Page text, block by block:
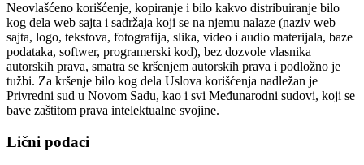
Neovlašćeno korišćenje, kopiranje i bilo kakvo distribuiranje bilo
kog dela web sajta i sadržaja koji se na njemu nalaze (naziv web
sajta, logo, tekstova, fotografija, slika, video i audio materijala, baze
podataka, softwer, programerski kod), bez dozvole vlasnika
autorskih prava, smatra se kršenjem autorskih prava i podložno je
tužbi. Za kršenje bilo kog dela Uslova korišćenja nadležan je
Privredni sud u Novom Sadu, kao i svi Međunarodni sudovi, koji se
bave zaštitom prava intelektualne svojine.
Lični podaci